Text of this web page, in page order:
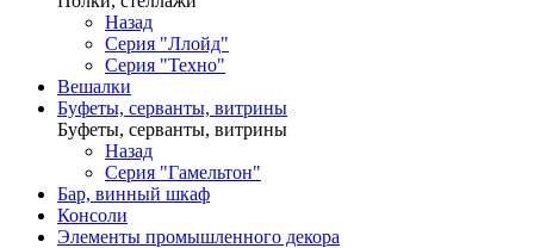
Назад
Серия "Ллойд"
Серия "Техно"
Вешалки
Буфеты, серванты, витрины
Буфеты, серванты, витрины
Назад
Серия "Гамельтон"
Бар, винный шкаф
Консоли
Элементы промышленного декора